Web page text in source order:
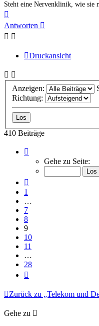
Steht eine Nervenklinik, wie sie
oben
Antworten
Druckansicht
Anzeigen:
Richtung:
410 Beiträge
von
Gehe zu Seite:
1
…
7
8
9
10
11
…
28
Zurück zu „Telekom und
Gehe zu